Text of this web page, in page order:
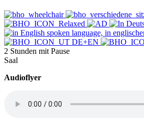
2 Stunden mit Pause
Saal
Audioflyer